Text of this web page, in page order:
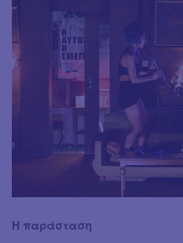
Η παράσταση